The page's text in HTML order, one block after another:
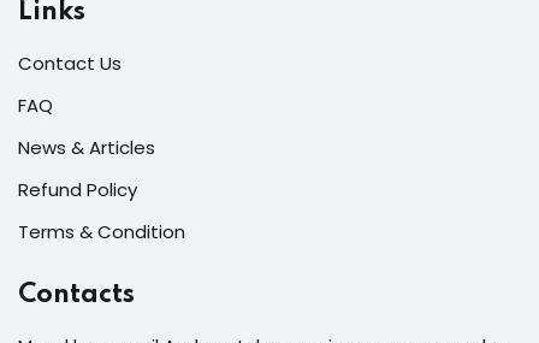
Links
Contact Us
FAQ
News & Articles
Refund Policy
Terms & Condition
Contacts